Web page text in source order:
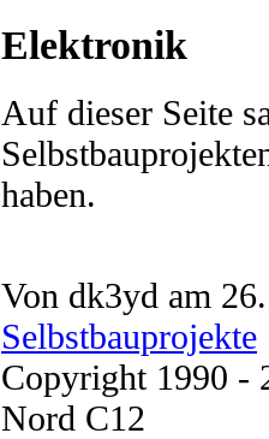
Elektronik
Auf dieser Seite
haben.
Von dk3yd am
Selbstbauprojekte
Copyright 1990 -
Nord C12